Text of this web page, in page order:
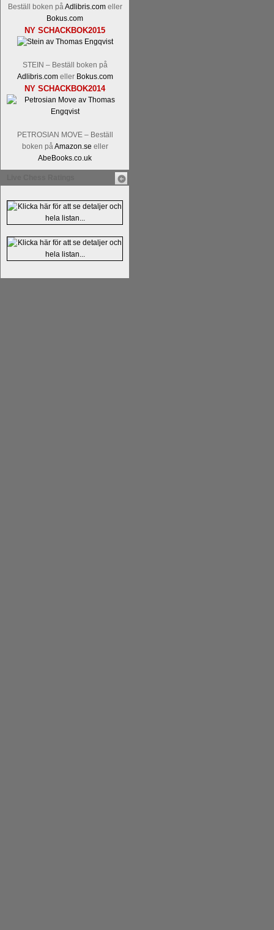
Beställ boken påAdlibris.comeller
Bokus.com
NY SCHACKBOK2015
STEIN – Beställ boken på
Adlibris.comeller Bokus.com
NY SCHACKBOK2014
PETROSIAN MOVE – Beställ
boken påAmazon.se eller
AbeBooks.co.uk